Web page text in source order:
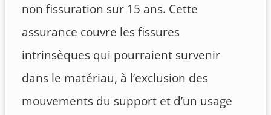
non fissuration sur 15 ans. Cette
assurance couvre les fissures
intrinsèques qui pourraient survenir
dans le matériau, à l’exclusion des
mouvements du support et d’un usage